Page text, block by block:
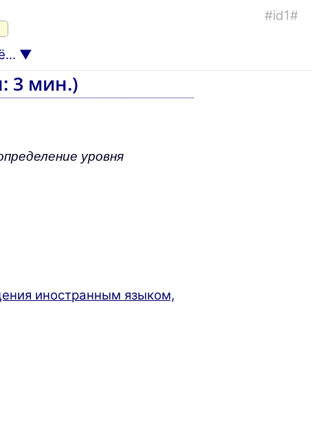
#id1#
3 мин.)
уровня
иностранным языком,